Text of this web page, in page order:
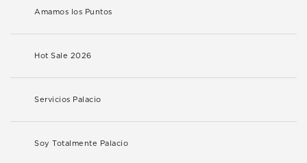
Amamos los Puntos
Hot Sale 2026
Servicios Palacio
Soy Totalmente Palacio